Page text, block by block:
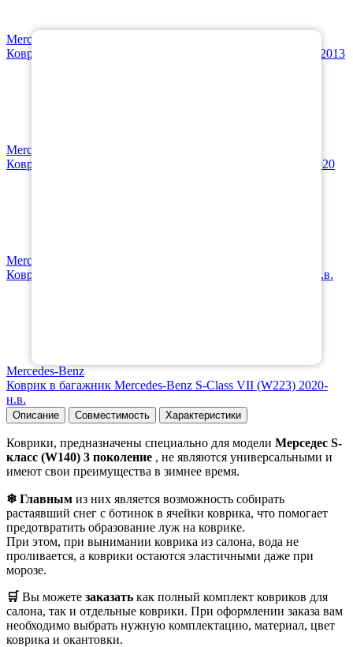
Mercedes-Benz
Коврик в багажник Mercedes-Benz S-Class V (W221) 2005-2013
Mercedes-Benz
Коврики в салон Mercedes-Benz S-Class VI (W222) 2013-2020
Mercedes-Benz
Коврики в салон Mercedes-Benz S-Class VII (W223) 2020-н.в.
Mercedes-Benz
Коврик в багажник Mercedes-Benz S-Class VII (W223) 2020-
н.в.
Описание Совместимость Характеристики
Коврики, предназначены специально для модели Мерседес S-
класс (W140) 3 поколение , не являются универсальными и
имеют свои преимущества в зимнее время.
❄ Главным из них является возможность собирать
растаявший снег с ботинок в ячейки коврика, что помогает
предотвратить образование луж на коврике.
При этом, при вынимании коврика из салона, вода не
проливается, а коврики остаются эластичными даже при
морозе.
🛒 Вы можете заказать как полный комплект ковриков для
салона, так и отдельные коврики. При оформлении заказа вам
необходимо выбрать нужную комплектацию, материал, цвет
коврика и окантовки.